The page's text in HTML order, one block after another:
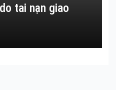
tai nạn giao